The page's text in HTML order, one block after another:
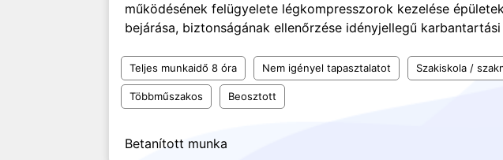
működésének felügyelete légkompresszorok kezelése
bejárása, biztonságának ellenőrzése idényjellegű
Teljes munkaidő 8 óra Nem igényel tapasztalatot Szakiskola /
Többműszakos Beosztott
Betanított munka